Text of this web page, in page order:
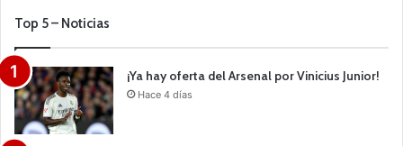
Top 5 – Noticias
¡Ya hay oferta del Arsenal por Vinicius Junior!
Hace 4 días